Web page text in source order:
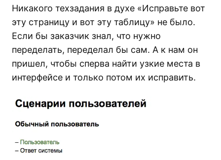
Никакого техзадания в духе «Исправьте вот
эту страницу и вот эту таблицу» не было.
Если бы заказчик знал, что нужно
переделать, переделал бы сам. А к нам он
пришел, чтобы сперва найти узкие места в
интерфейсе и только потом их исправить.